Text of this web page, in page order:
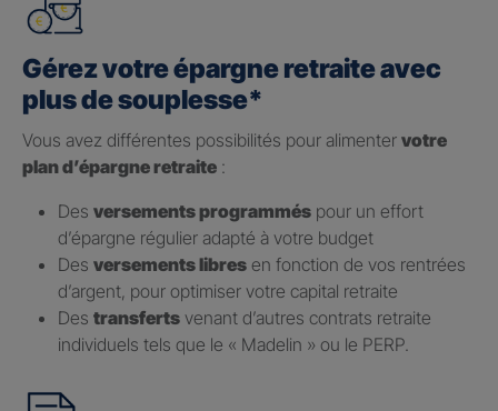
Gérez votre épargne retraite avec
plus de souplesse*
Vous avez différentes possibilités pour alimenter votre
plan d’épargne retraite :
Des versements programmés pour un effort
d’épargne régulier adapté à votre budget
Des versements libres en fonction de vos rentrées
d’argent, pour optimiser votre capital retraite
Des transferts venant d’autres contrats retraite
individuels tels que le « Madelin » ou le PERP.